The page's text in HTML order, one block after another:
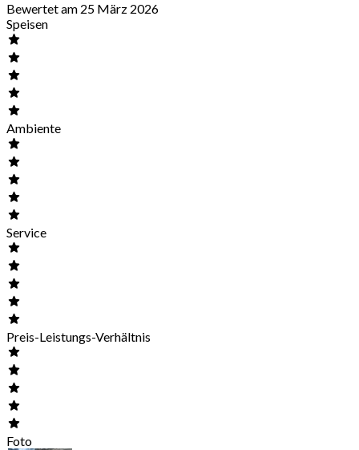
Bewertet am 25 März 2026
Speisen
Ambiente
Service
Preis-Leistungs-Verhältnis
Foto